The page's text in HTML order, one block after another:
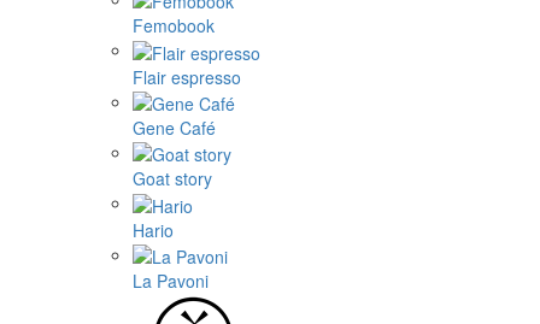
Femobook
Flair espresso
Gene Café
Goat story
Hario
La Pavoni